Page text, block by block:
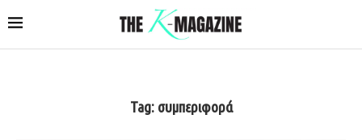
Tag: συμπεριφορά